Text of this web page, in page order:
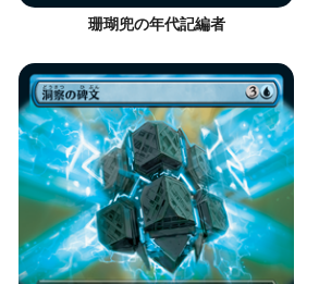
珊瑚兜の年代記編者